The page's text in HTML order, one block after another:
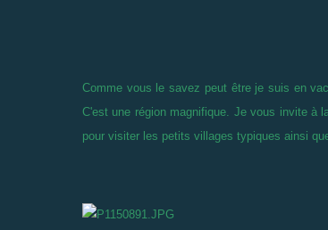
Comme vous le savez peut être je suis en
C'est une région magnifique. Je vous invite à
pour visiter les petits villages typiques ainsi